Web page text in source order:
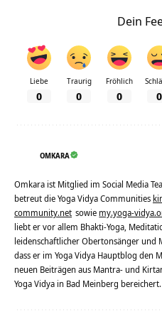
Dein
Liebe
0
Traurig
0
Fröhlich
0 0
OMKARA
Omkara ist Mitglied im Social Media
betreut die Yoga Vidya Communities
community.net sowie my.yoga-
liebt er vor allem Bhakti-Yoga,
leidenschaftlicher Obertonsänger und
dass er im Yoga Vidya Hauptblog
neuen Beiträgen aus Mantra- und
Yoga Vidya in Bad Meinberg bereichert.